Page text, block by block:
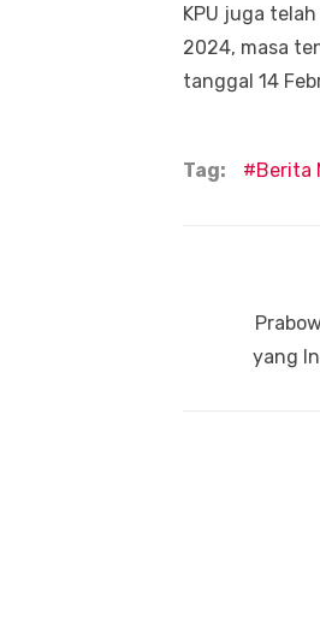
KPU juga
2024, masa
tanggal 14
Tag: Berita
Previous
post:
yang